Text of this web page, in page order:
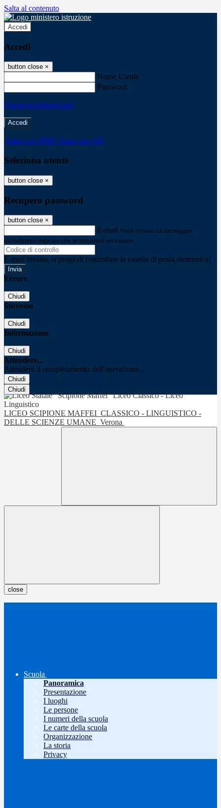
Salta al contenuto
Accedi
Accedi
button close ×
Nome Utente
Password
Password dimenticata?
-
Entra con SPID Entra con CIE
Seleziona utente
button close ×
Recupero password
button close ×
E-mail Verrà inviato un messaggio
all'indirizzo indicato con le istruzioni necessarie.
E-mail inviata, si prega di controllare la casella di posta elettronica!
Errore
Chiudi
Successo
Chiudi
Informazione
Chiudi
Attendere...
Attendere il completamento dell'operazione...
Chiudi
Chiudi
LICEO SCIPIONE MAFFEI CLASSICO - LINGUISTICO -
DELLE SCIENZE UMANE Verona
close
Scuola
Panoramica
Presentazione
I luoghi
Le persone
I numeri della scuola
Le carte della scuola
Organizzazione
La storia
Privacy